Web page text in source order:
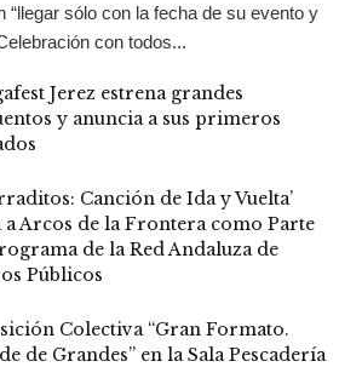
“llegar sólo con la fecha de su evento y
con todos...
Jerez estrena grandes
y anuncia a sus primeros
Canción de Ida y Vuelta’
a Arcos de la Frontera como Parte
de la Red Andaluza de
Públicos
Colectiva “Gran Formato.
de Grandes” en la Sala Pescadería